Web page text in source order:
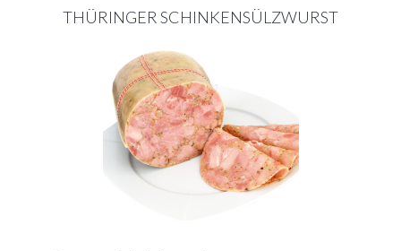
THÜRINGER SCHINKENSÜLZWURST